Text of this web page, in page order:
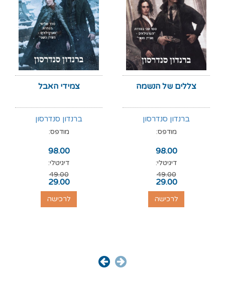
צללים של הנשמה
ברנדון סנדרסון
מודפס:
98.00
דיגיטלי:
49.00
29.00
לרכישה
צמידי האבל
ברנדון סנדרסון
מודפס:
98.00
דיגיטלי:
49.00
29.00
לרכישה